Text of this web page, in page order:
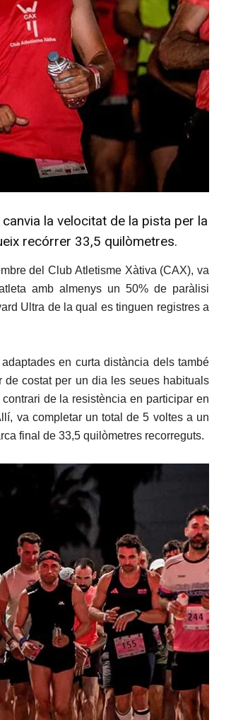
la velocitat de la pista per la
recórrer 33,5 quilòmetres.
del Club Atletisme Xàtiva (CAX), va
amb almenys un 50% de paràlisi
Ultra de la qual es tinguen registres a
en curta distància dels també
de costat per un dia les seues habituals
de la resistència en participar en
va completar un total de 5 voltes a un
final de 33,5 quilòmetres recorreguts.